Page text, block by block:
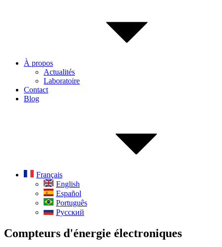
À propos
Actualités
Laboratoire
Contact
Blog
Français
English
Español
Português
Русский
Compteurs d'énergie électroniques